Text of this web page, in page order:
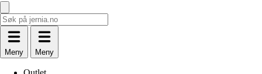
Meny Meny